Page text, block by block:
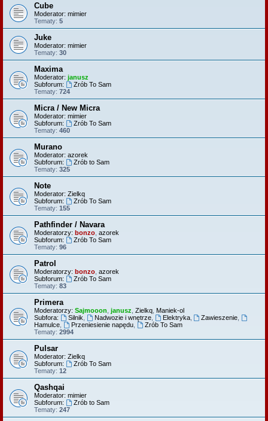
Cube
Moderator: mimier
Tematy: 5
Juke
Moderator: mimier
Tematy: 30
Maxima
Moderator: janusz
Subforum:
Zrób To Sam
Tematy: 724
Micra / New Micra
Moderator: mimier
Subforum:
Zrób To Sam
Tematy: 460
Murano
Moderator: azorek
Subforum:
Zrób to Sam
Tematy: 325
Note
Moderator: Zielkq
Subforum:
Zrób To Sam
Tematy: 155
Pathfinder / Navara
Moderatorzy: bonzo azorek
Subforum:
Zrób To Sam
Tematy: 96
Patrol
Moderatorzy: bonzo azorek
Subforum:
Zrób To Sam
Tematy: 83
Primera
Moderatorzy: Sajmooon janusz Zielkq Maniek-ol
Subfora:
Silnik Nadwozie i wnętrze, Elektryka, Zawieszenie
Hamulce
Przeniesienie napędu,
Zrób To Sam
Tematy: 2994
Pulsar
Moderator: Zielkq
Subforum:
Zrób To Sam
Tematy: 12
Qashqai
Moderator: mimier
Subforum:
Zrób to Sam
Tematy: 247